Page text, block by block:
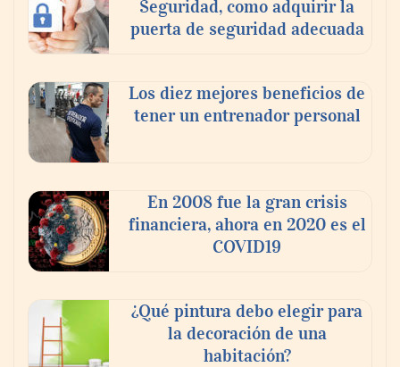
‘El ransomware se puede vencer. No
Ricardo Palacio Escobar
Seguridad, como adquirir la
puerta de seguridad adecuada
Los diez mejores beneficios de
tener un entrenador personal
En 2008 fue la gran crisis
financiera, ahora en 2020 es el
COVID19
¿Qué pintura debo elegir para
la decoración de una
habitación?